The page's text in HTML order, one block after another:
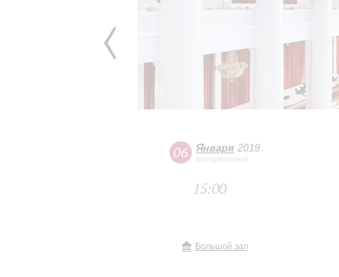
06 Января 2019
воскресенье
15:00
Большой зал